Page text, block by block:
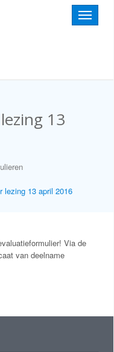
Toggle
13
lezing 13 april 2016
Via de
van deelname